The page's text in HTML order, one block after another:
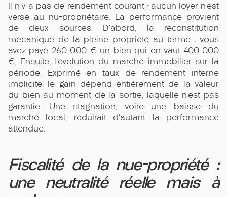
Il n'y a pas de rendement courant : aucun loyer n'est
versé au nu-propriétaire. La performance provient
de deux sources. D'abord, la reconstitution
mécanique de la pleine propriété au terme : vous
avez payé 260 000 € un bien qui en vaut 400 000
€. Ensuite, l'évolution du marché immobilier sur la
période. Exprimé en taux de rendement interne
implicite, le gain dépend entièrement de la valeur
du bien au moment de la sortie, laquelle n'est pas
garantie. Une stagnation, voire une baisse du
marché local, réduirait d'autant la performance
attendue.
Fiscalité de la nue-propriété :
une neutralité réelle mais à